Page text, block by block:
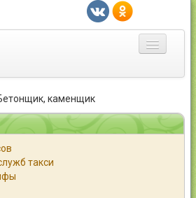
каменщик
такси